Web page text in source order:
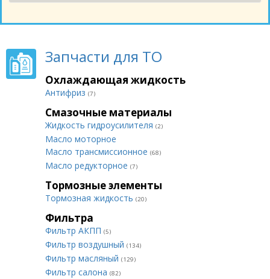
Запчасти для ТО
Охлаждающая жидкость
Антифриз (7)
Смазочные материалы
Жидкость гидроусилителя (2)
Масло моторное
Масло трансмиссионное (68)
Масло редукторное (7)
Тормозные элементы
Тормозная жидкость (20)
Фильтра
Фильтр АКПП (5)
Фильтр воздушный (134)
Фильтр масляный (129)
Фильтр салона (82)